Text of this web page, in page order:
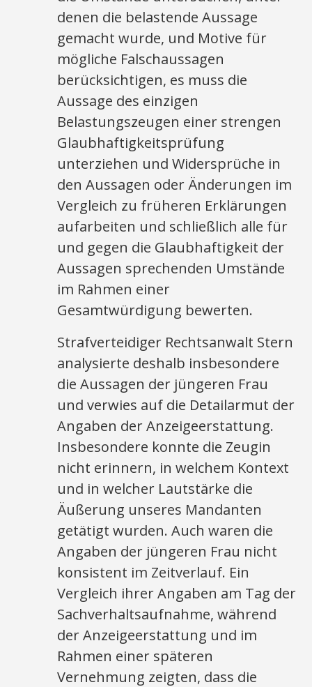
denen die belastende Aussage
gemacht wurde, und Motive für
mögliche Falschaussagen
berücksichtigen, es muss die
Aussage des einzigen
Belastungszeugen einer strengen
Glaubhaftigkeitsprüfung
unterziehen und Widersprüche in
den Aussagen oder Änderungen im
Vergleich zu früheren Erklärungen
aufarbeiten und schließlich alle für
und gegen die Glaubhaftigkeit der
Aussagen sprechenden Umstände
im Rahmen einer
Gesamtwürdigung bewerten.
Strafverteidiger Rechtsanwalt Stern
analysierte deshalb insbesondere
die Aussagen der jüngeren Frau
und verwies auf die Detailarmut der
Angaben der Anzeigeerstattung.
Insbesondere konnte die Zeugin
nicht erinnern, in welchem Kontext
und in welcher Lautstärke die
Äußerung unseres Mandanten
getätigt wurden. Auch waren die
Angaben der jüngeren Frau nicht
konsistent im Zeitverlauf. Ein
Vergleich ihrer Angaben am Tag der
Sachverhaltsaufnahme, während
der Anzeigeerstattung und im
Rahmen einer späteren
Vernehmung zeigten, dass die